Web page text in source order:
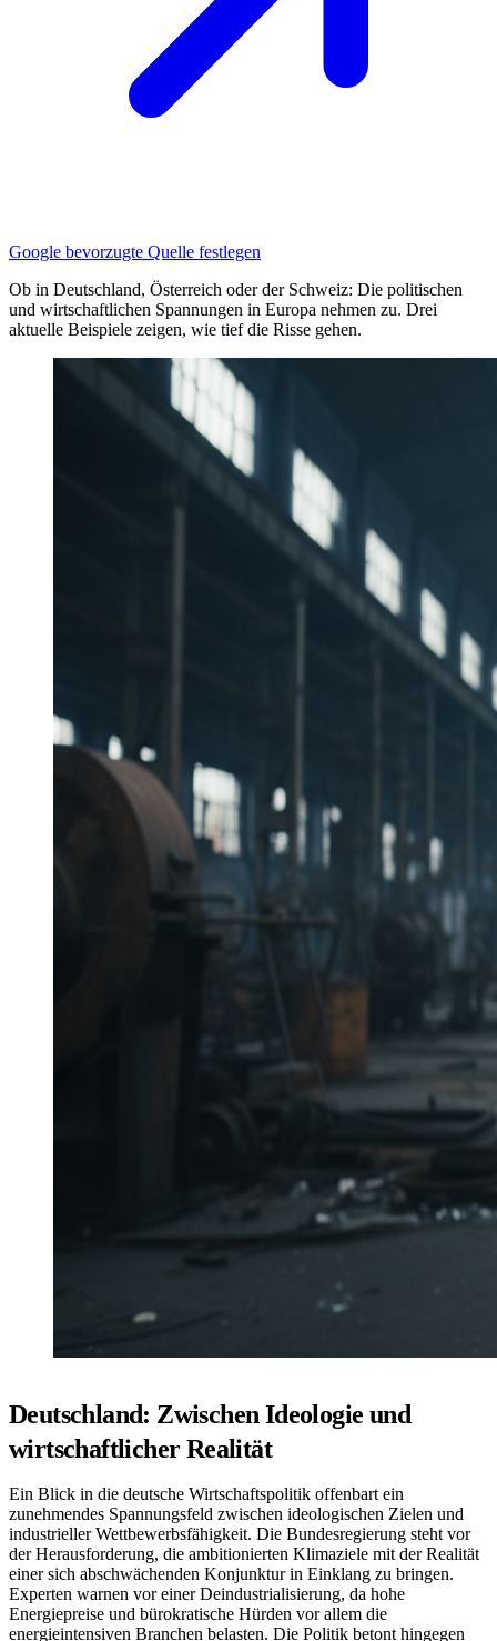
Google bevorzugte Quelle festlegen
Ob in Deutschland, Österreich oder der Schweiz: Die politischen
und wirtschaftlichen Spannungen in Europa nehmen zu. Drei
aktuelle Beispiele zeigen, wie tief die Risse gehen.
Deutschland: Zwischen Ideologie und
wirtschaftlicher Realität
Ein Blick in die deutsche Wirtschaftspolitik offenbart ein
zunehmendes Spannungsfeld zwischen ideologischen Zielen und
industrieller Wettbewerbsfähigkeit. Die Bundesregierung steht vor
der Herausforderung, die ambitionierten Klimaziele mit der Realität
einer sich abschwächenden Konjunktur in Einklang zu bringen.
Experten warnen vor einer Deindustrialisierung, da hohe
Energiepreise und bürokratische Hürden vor allem die
energieintensiven Branchen belasten. Die Politik betont hingegen